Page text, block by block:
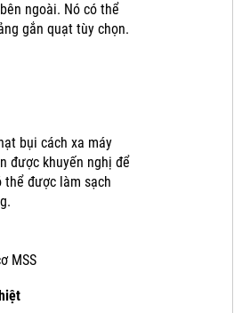
ngoài. Nó có thể
gắn quạt tùy chọn.
bụi cách xa máy
được khuyến nghị để
thể được làm sạch
MSS